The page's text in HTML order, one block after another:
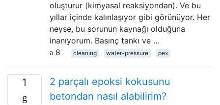
oluşturur (kimyasal reaksiyondan). Ve bu
yıllar içinde kalınlaşıyor gibi görünüyor. Her
neyse, bu sorunun kaynağı olduğuna
inanıyorum. Basınç tankı ve …
8
cleaning water-pressure pex
1
2 parçalı epoksi kokusunu
betondan nasıl alabilirim?